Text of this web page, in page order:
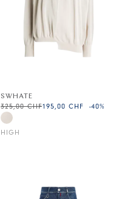
SWHATE
HIGH
325,00 CHF195,00 CHF -40%